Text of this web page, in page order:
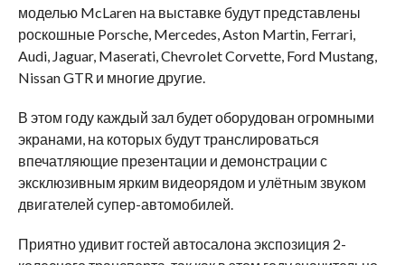
моделью McLaren на выставке будут представлены
роскошные Porsche, Mercedes, Aston Martin, Ferrari,
Audi, Jaguar, Maserati, Chevrolet Corvette, Ford Mustang,
Nissan GTR и многие другие.
В этом году каждый зал будет оборудован огромными
экранами, на которых будут транслироваться
впечатляющие презентации и демонстрации с
эксклюзивным ярким видеорядом и улётным звуком
двигателей супер-автомобилей.
Приятно удивит гостей автосалона экспозиция 2-